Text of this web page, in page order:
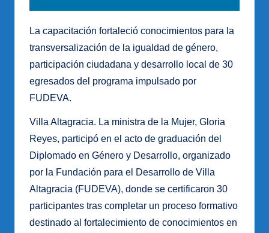
La capacitación fortaleció conocimientos para la
transversalización de la igualdad de género,
participación ciudadana y desarrollo local de 30
egresados del programa impulsado por
FUDEVA.
Villa Altagracia. La ministra de la Mujer, Gloria
Reyes, participó en el acto de graduación del
Diplomado en Género y Desarrollo, organizado
por la Fundación para el Desarrollo de Villa
Altagracia (FUDEVA), donde se certificaron 30
participantes tras completar un proceso formativo
destinado al fortalecimiento de conocimientos en